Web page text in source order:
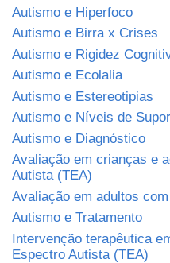
Autismo e Hiperfoco
Autismo e Birra x Crises
Autismo e Rigidez
Autismo e Ecolalia
Autismo e Estereotipias
Autismo e Níveis de
Autismo e Diagnóstico
Avaliação em crianças e
Autista (TEA)
Avaliação em adultos
Autismo e Tratamento
Intervenção terapêutica
Espectro Autista (TEA)